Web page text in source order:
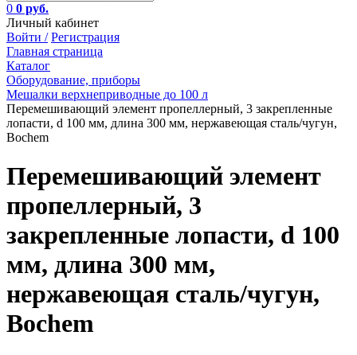
0 0 руб.
Личный кабинет
Войти / Регистрация
Главная страница
Каталог
Оборудование, приборы
Мешалки верхнеприводные до 100 л
Перемешивающий элемент пропеллерный, 3 закрепленные
лопасти, d 100 мм, длина 300 мм, нержавеющая сталь/чугун,
Bochem
Перемешивающий элемент
пропеллерный, 3
закрепленные лопасти, d 100
мм, длина 300 мм,
нержавеющая сталь/чугун,
Bochem